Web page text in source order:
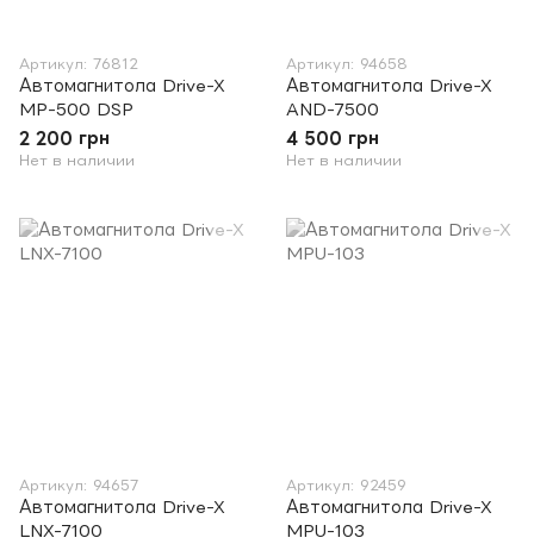
Артикул: 76812
Автомагнитола Drive-X
MP-500 DSP
2 200 грн
Нет в наличии
Артикул: 94658
Автомагнитола Drive-X
AND-7500
4 500 грн
Нет в наличии
Артикул: 94657
Автомагнитола Drive-X
LNX-7100
Артикул: 92459
Автомагнитола Drive-X
MPU-103